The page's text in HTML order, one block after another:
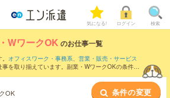
気になる! ログイン 検索
WワークOK のお仕事一覧
オフィスワーク・事務系、 営業・販売・サービス
事を取り揃えています。副業・WワークOKの条件の
OK 条件の変更